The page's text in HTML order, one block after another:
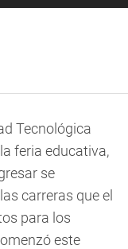
Tecnológica
feria educativa,
se
carreras que el
para los
este